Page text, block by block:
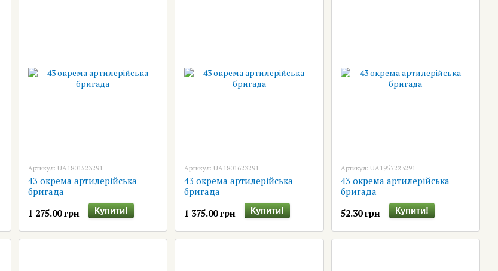
Артикул: UA1801523291
43 окрема артилерійська
бригада
1 275.00 грн
Купити!
Артикул: UA1801623291
43 окрема артилерійська
бригада
1 375.00 грн
Купити!
Артикул: UA1957223291
43 окрема артилерійська
бригада
52.30 грн
Купити!